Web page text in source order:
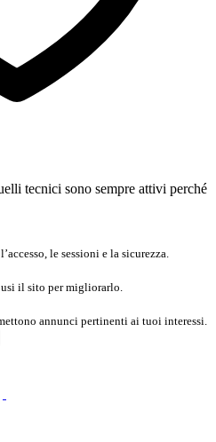
tecnici sono sempre attivi perché
le sessioni e la sicurezza.
il sito per migliorarlo.
annunci pertinenti ai tuoi interessi.